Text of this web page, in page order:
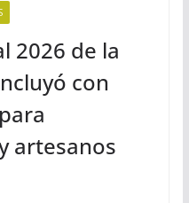
2026 de la
con
artesanos